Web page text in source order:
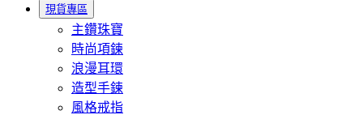
現貨專區
主鑽珠寶
時尚項鍊
浪漫耳環
造型手鍊
風格戒指